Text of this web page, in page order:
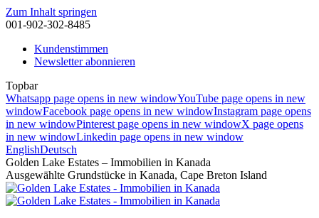
Zum Inhalt springen
001-902-302-8485
Kundenstimmen
Newsletter abonnieren
Topbar
Whatsapp page opens in new windowYouTube page opens in new
windowFacebook page opens in new windowInstagram page opens
in new windowPinterest page opens in new windowX page opens
in new windowLinkedin page opens in new window
EnglishDeutsch
Golden Lake Estates – Immobilien in Kanada
Ausgewählte Grundstücke in Kanada, Cape Breton Island